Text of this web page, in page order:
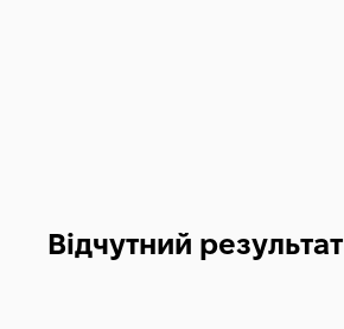
Відчутний результат